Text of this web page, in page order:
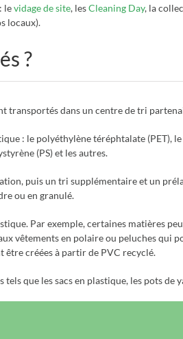
levidage de site, lesCleaning Day, la
locaux).
?
transportés dans un centre de tri
: le polyéthylène téréphtalate (PET),
(PS) et les autres.
puis un tri supplémentaire et un
ou en granulé.
Par exemple, certaines matières
vêtements en polaire ou peluches
créées à partir de PVC recyclé.
que les sacs en plastique, les pots